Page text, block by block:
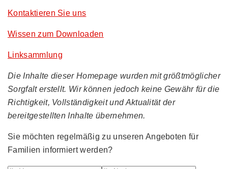
Kontaktieren Sie uns
Wissen zum Downloaden
Linksammlung
Die Inhalte dieser Homepage wurden mit größtmöglicher
Sorgfalt erstellt. Wir können jedoch keine Gewähr für die
Richtigkeit, Vollständigkeit und Aktualität der
bereitgestellten Inhalte übernehmen.
Sie möchten regelmäßig zu unseren Angeboten für
Familien informiert werden?